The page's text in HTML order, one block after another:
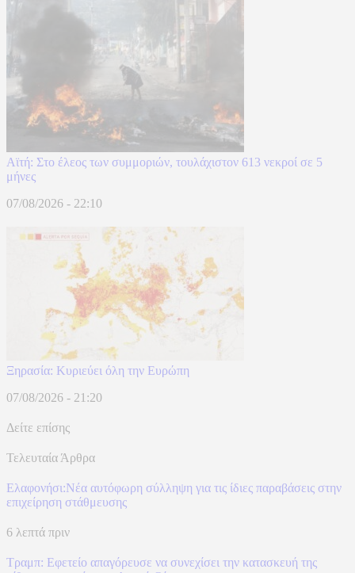
Αϊτή: Στο έλεος των συμμοριών, τουλάχιστον 613 νεκροί σε 5
μήνες
07/08/2026 - 22:10
Ξηρασία: Κυριεύει όλη την Ευρώπη
07/08/2026 - 21:20
Δείτε επίσης
Τελευταία Άρθρα
Ελαφονήσι:Νέα αυτόφωρη σύλληψη για τις ίδιες παραβάσεις στην
επιχείρηση στάθμευσης
6 λεπτά πριν
Τραμπ: Εφετείο απαγόρευσε να συνεχίσει την κατασκευή της